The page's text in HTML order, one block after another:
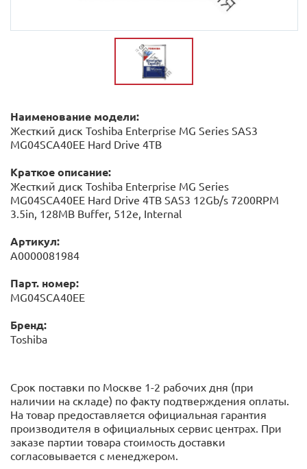
Наименование модели:
Жесткий диск Toshiba Enterprise MG Series SAS3
MG04SCA40EE Hard Drive 4TB
Краткое описание:
Жесткий диск Toshiba Enterprise MG Series
MG04SCA40EE Hard Drive 4TB SAS3 12Gb/s 7200RPM
3.5in, 128MB Buffer, 512е, Internal
Артикул:
А0000081984
Парт. номер:
MG04SCA40EE
Бренд:
Toshiba
Срок поставки по Москве 1-2 рабочих дня (при
наличии на складе) по факту подтверждения оплаты.
На товар предоставляется официальная гарантия
производителя в официальных сервис центрах. При
заказе партии товара стоимость доставки
согласовывается с менеджером.